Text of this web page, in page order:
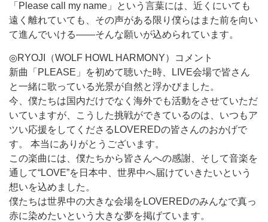
「Please call my name」という言葉には、近くにいても
遠く離れていても、その声がある限り僕らはまた前を向い
て進んでいける――そんな願いが込められています。
◎RYOJI（WOLF HOWL HARMONY）コメント
新曲「PLEASE」を初めて聴いた時、LIVE会場で皆さん
と一緒に歌っている光景が自然と浮かびました。
今、僕たちは国内だけでなく海外でも活動をさせていただ
いていますが、こうした挑戦ができているのは、いつもア
ツい応援をしてくださるLOVEREDの皆さんのおかげで
す。 本当にありがとうございます。
この楽曲には、僕たちから皆さんへの感謝、そして音楽を
通して“LOVE”を日本中、世界中へ届けていきたいという
想いを込めました。
僕たちは世界中の大きな会場をLOVEREDのみんなで真っ
赤に染めたいという大きな夢を掲げています。